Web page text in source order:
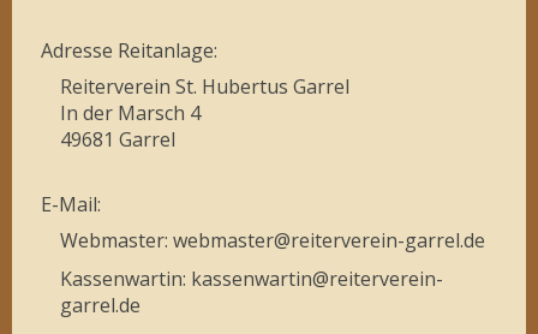
Adresse Reitanlage:
Reiterverein St. Hubertus Garrel
In der Marsch 4
49681 Garrel
E-Mail:
Webmaster: webmaster@reiterverein-garrel.de
Kassenwartin: kassenwartin@reiterverein-
garrel.de